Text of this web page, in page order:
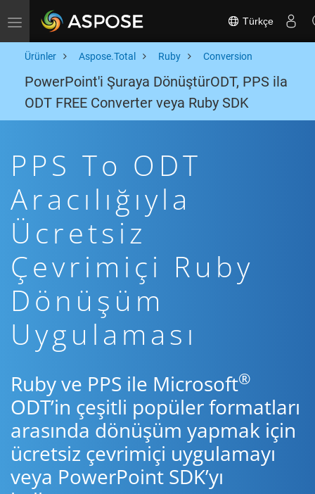
Toggle navigation Türkçe
Ürünler Aspose.Total Ruby Conversion
PowerPoint'i Şuraya DönüştürODT, PPS ila
ODT FREE Converter veya Ruby SDK
PPS To ODT
Aracılığıyla
Ücretsiz
Çevrimiçi Ruby
Dönüşüm
Uygulaması
Ruby ve PPS ile Microsoft®
ODT’in çeşitli popüler formatları
arasında dönüşüm yapmak için
ücretsiz çevrimiçi uygulamayı
veya PowerPoint SDK’yı